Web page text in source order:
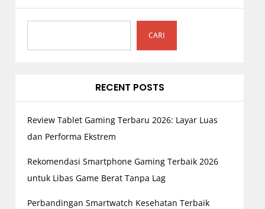
CARI
RECENT POSTS
Review Tablet Gaming Terbaru 2026: Layar Luas
dan Performa Ekstrem
Rekomendasi Smartphone Gaming Terbaik 2026
untuk Libas Game Berat Tanpa Lag
Perbandingan Smartwatch Kesehatan Terbaik